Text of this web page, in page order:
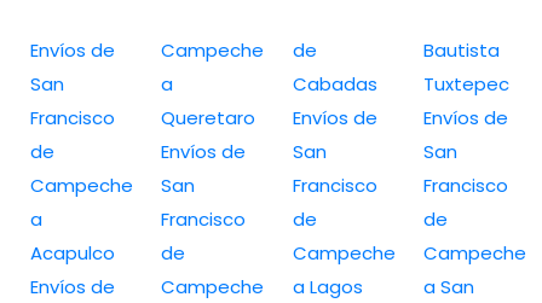
Envíos de
San
Francisco
de
Campeche
a
Acapulco
Envíos de
Campeche
a
Queretaro
Envíos de
San
Francisco
de
Campeche
de
Cabadas
Envíos de
San
Francisco
de
Campeche
a Lagos
Bautista
Tuxtepec
Envíos de
San
Francisco
de
Campeche
a San